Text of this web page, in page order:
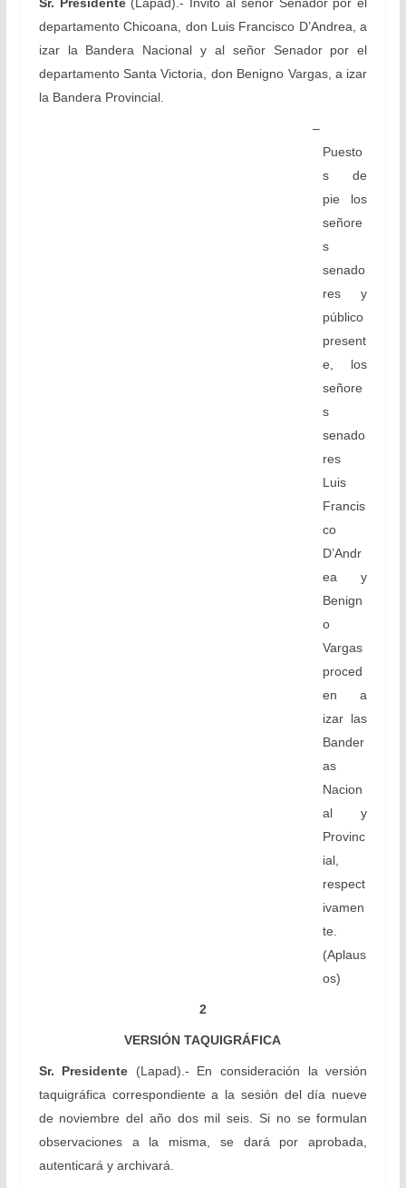
Sr. Presidente(Lapad).- Invito al señor Senador por el
departamento Chicoana, don Luis Francisco D’Andrea, a
izar la Bandera Nacional y al señor Senador por el
departamento Santa Victoria, don Benigno Vargas, a izar
la Bandera Provincial.
–
Puesto
s de
pie los
señore
s
senado
res y
público
present
e, los
señore
s
senado
res
Luis
Francis
co
D’Andr
ea y
Benign
o
Vargas
proced
en a
izar las
Bander
as
Nacion
al y
Provinc
ial,
respect
ivamen
te.
(Aplaus
os)
2
VERSIÓN TAQUIGRÁFICA
Sr. Presidente (Lapad).- En consideración la versión
taquigráfica correspondiente a la sesión del día nueve
de noviembre del año dos mil seis. Si no se formulan
observaciones a la misma, se dará por aprobada,
autenticará y archivará.